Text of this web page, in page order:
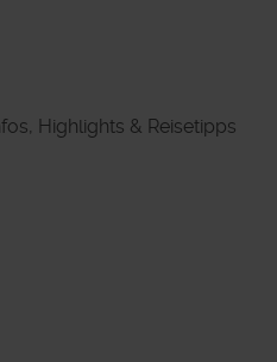
Highlights & Reisetipps